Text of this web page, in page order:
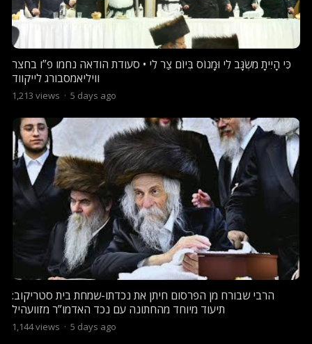
כִּי הָיִיתָ מִשְׂגָּב לִי וּמָנוֹס בְּיוֹם צַר לִי • סעודת הודאה נחמו פ”ו בחצר
וויליאמסבורג לייקווד
1,213 views · 5 days ago
הרבי שבורח מן הפרסום חיתן את נכדתו-שמחת בית סטריקוב:
תיעוד מיוחד מהחתונה עם נכד האדמו”ר מזוועהיל
1,144views · 5 days ago